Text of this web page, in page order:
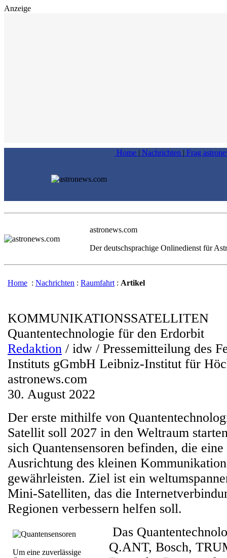
Anzeige
Home | Nachrichten | Frag
astronews.com
Der deutschsprachige Onlinedienst für
Home : Nachrichten : Raumfahrt : Artikel
KOMMUNIKATIONSSATELLITEN
Quantentechnologie für den Erdorbit
Redaktion / idw / Pressemitteilung des
Instituts gGmbH Leibniz-Institut für
astronews.com
30. August 2022
Der erste mithilfe von
Satellit soll 2027 in den Weltraum
sich Quantensensoren befinden, die eine
Ausrichtung des kleinen
gewährleisten. Ziel ist ein
Mini-Satelliten, das die
Regionen verbessern helfen soll.
Um eine zuverlässige
Das
Q.ANT, Bosch,